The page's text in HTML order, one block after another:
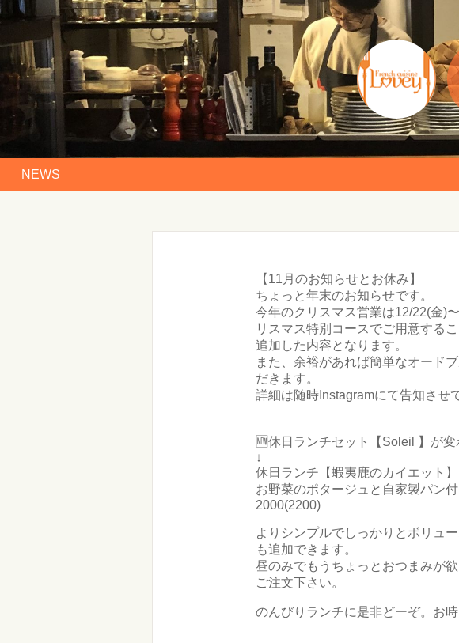
NEWS
【11月のお知らせとお休み】
ちょっと年末のお知らせです。
今年のクリスマス営業は12/22(金)
リスマス特別コースでご用意する
追加した内容となります。
また、余裕があれば簡単なオード
だきます。
詳細は随時Instagramにて告知させ
🆕休日ランチセット【Soleil 】が変
↓
休日ランチ【蝦夷鹿のカイエット】
お野菜のポタージュと自家製パン付
2000(2200)
よりシンプルでしっかりとボリュ
も追加できます。
昼のみでもうちょっとおつまみが
ご注文下さい。
のんびりランチに是非どーぞ。お